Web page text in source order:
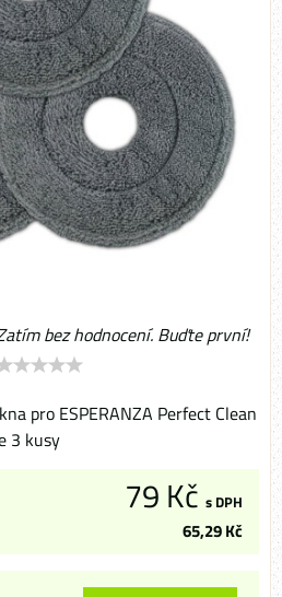
bez hodnocení. Buďte první!
pro ESPERANZA Perfect Clean
3 kusy
79 Kč s DPH
65,29 Kč